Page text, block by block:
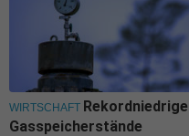
WIRTSCHAFT Rekordniedrige
Gasspeicherstände